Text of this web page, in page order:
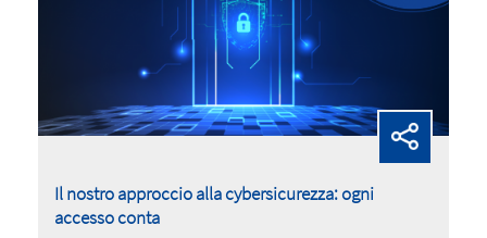
Il nostro approccio alla cybersicurezza: ogni
accesso conta